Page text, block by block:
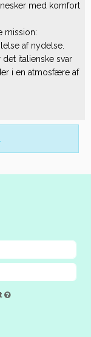
med komfort
mission:
af nydelse.
italienske svar
i en atmosfære af